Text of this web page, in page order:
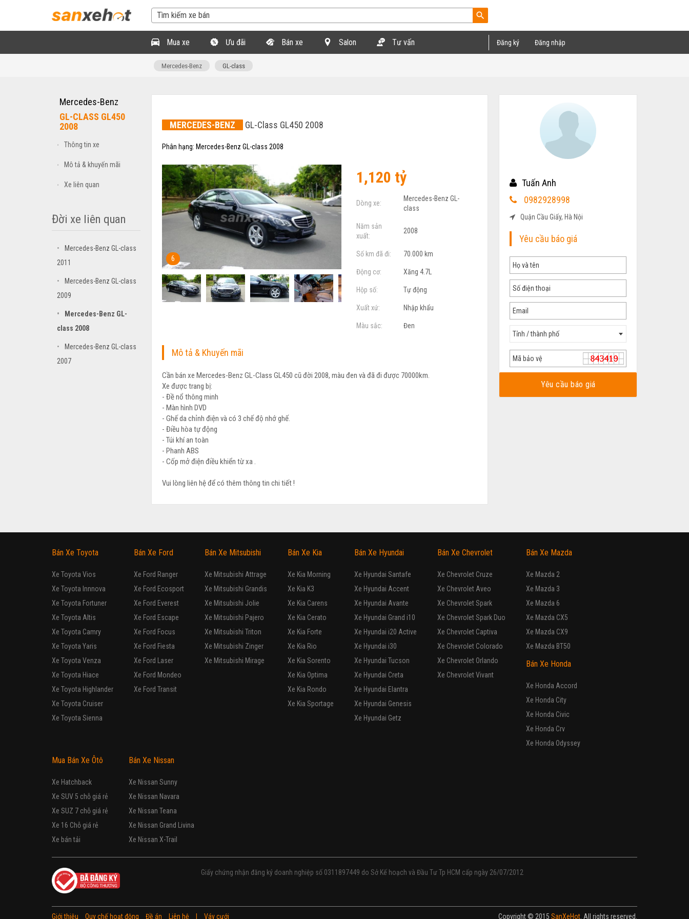
search
Mua xe Ưu đãi Bán xe Salon Tư vấn Đăng ký Đăng nhập
Mercedes-Benz GL-class
Mercedes-Benz
GL-CLASS GL450
2008
• Thông tin xe
• Mô tả & khuyến mãi
• Xe liên quan
Đời xe liên quan
•
Mercedes-Benz GL-class
2011
•
Mercedes-Benz GL-class
2009
•
Mercedes-Benz GL-
class 2008
•
Mercedes-Benz GL-class
2007
MERCEDES-BENZ GL-Class GL450 2008
Phân hạng: Mercedes-Benz GL-class 2008
6
1,120 tỷ
Dòng xe:
Mercedes-Benz GL-
class
Năm sản
xuất:
2008
Số km đã đi: 70.000 km
Động cơ: Xăng 4.7L
Hộp số: Tự động
Xuất xứ: Nhập khẩu
Màu sắc: Đen
Mô tả & Khuyến mãi
Cần bán xe Mercedes-Benz GL-Class GL450 cũ đời 2008, màu đen và đã đi được 70000km.
Xe được trang bị:
- Đề nổ thông minh
- Màn hình DVD
- Ghế da chỉnh điện và có 3 chế độ nhớ ghế.
- Điều hòa tự động
- Túi khí an toàn
- Phanh ABS
- Cốp mở điện điều khiển từ xa .
Vui lòng liên hệ để có thêm thông tin chi tiết !
Tuấn Anh
0982928998
Quận Cầu Giấy, Hà Nội
Yêu cầu báo giá
Tỉnh / thành phố
Yêu cầu báo giá
Bán Xe Toyota
Xe Toyota Vios
Xe Toyota Innnova
Xe Toyota Fortuner
Xe Toyota Altis
Xe Toyota Camry
Xe Toyota Yaris
Xe Toyota Venza
Xe Toyota Hiace
Xe Toyota Highlander
Xe Toyota Cruiser
Xe Toyota Sienna
Bán Xe Ford
Xe Ford Ranger
Xe Ford Ecosport
Xe Ford Everest
Xe Ford Escape
Xe Ford Focus
Xe Ford Fiesta
Xe Ford Laser
Xe Ford Mondeo
Xe Ford Transit
Bán Xe Mitsubishi
Xe Mitsubishi Attrage
Xe Mitsubishi Grandis
Xe Mitsubishi Jolie
Xe Mitsubishi Pajero
Xe Mitsubishi Triton
Xe Mitsubishi Zinger
Xe Mitsubishi Mirage
Bán Xe Kia
Xe Kia Morning
Xe Kia K3
Xe Kia Carens
Xe Kia Cerato
Xe Kia Forte
Xe Kia Rio
Xe Kia Sorento
Xe Kia Optima
Xe Kia Rondo
Xe Kia Sportage
Bán Xe Hyundai
Xe Hyundai Santafe
Xe Hyundai Accent
Xe Hyundai Avante
Xe Hyundai Grand i10
Xe Hyundai i20 Active
Xe Hyundai i30
Xe Hyundai Tucson
Xe Hyundai Creta
Xe Hyundai Elantra
Xe Hyundai Genesis
Xe Hyundai Getz
Bán Xe Chevrolet
Xe Chevrolet Cruze
Xe Chevrolet Aveo
Xe Chevrolet Spark
Xe Chevrolet Spark Duo
Xe Chevrolet Captiva
Xe Chevrolet Colorado
Xe Chevrolet Orlando
Xe Chevrolet Vivant
Bán Xe Mazda
Xe Mazda 2
Xe Mazda 3
Xe Mazda 6
Xe Mazda CX5
Xe Mazda CX9
Xe Mazda BT50
Bán Xe Honda
Xe Honda Accord
Xe Honda City
Xe Honda Civic
Xe Honda Crv
Xe Honda Odyssey
Mua Bán Xe Ôtô
Xe Hatchback
Xe SUV 5 chỗ giá rẻ
Xe SUZ 7 chỗ giá rẻ
Xe 16 Chỗ giá rẻ
Xe bán tải
Bán Xe Nissan
Xe Nissan Sunny
Xe Nissan Navara
Xe Nissan Teana
Xe Nissan Grand Livina
Xe Nissan X-Trail
Giấy chứng nhận đăng ký doanh nghiệp số 0311897449 do Sở Kế hoạch và Đầu Tư Tp HCM cấp ngày 26/07/2012
Giới thiệu Quy chế hoạt động Đề án Liên hệ Váy cưới Copyright © 2015SanXeHot. All rights reserved.